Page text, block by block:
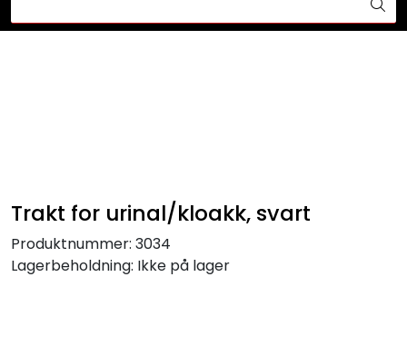
Trakt for urinal/kloakk, svart
Produktnummer: 3034
Lagerbeholdning: Ikke på lager
Redningskammere
Maskinsikring